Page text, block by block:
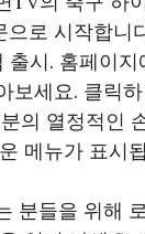
으로 시작합니
출시. 홈페이지
보세요. 클릭
의 열정적인
메뉴가 표시
분들을 위해